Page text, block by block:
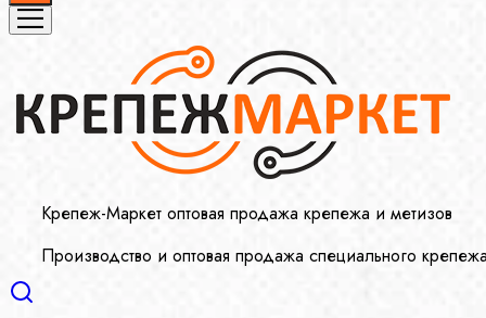
Крепеж-Маркет оптовая продажа крепежа и метизов
Производство и оптовая продажа специального